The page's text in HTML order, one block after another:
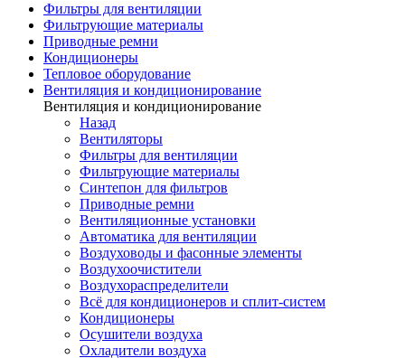
Фильтры для вентиляции
Фильтрующие материалы
Приводные ремни
Кондиционеры
Тепловое оборудование
Вентиляция и кондиционирование
Вентиляция и кондиционирование
Назад
Вентиляторы
Фильтры для вентиляции
Фильтрующие материалы
Синтепон для фильтров
Приводные ремни
Вентиляционные установки
Автоматика для вентиляции
Воздуховоды и фасонные элементы
Воздухоочистители
Воздухораспределители
Всё для кондиционеров и сплит-систем
Кондиционеры
Осушители воздуха
Охладители воздуха